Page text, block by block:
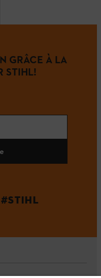
GRÂCE À LA
STIHL!
#STIHL